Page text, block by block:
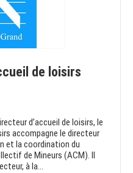
de loisirs
d’accueil de loisirs, le
accompagne le directeur
et la coordination du
de Mineurs (ACM). Il
à la...